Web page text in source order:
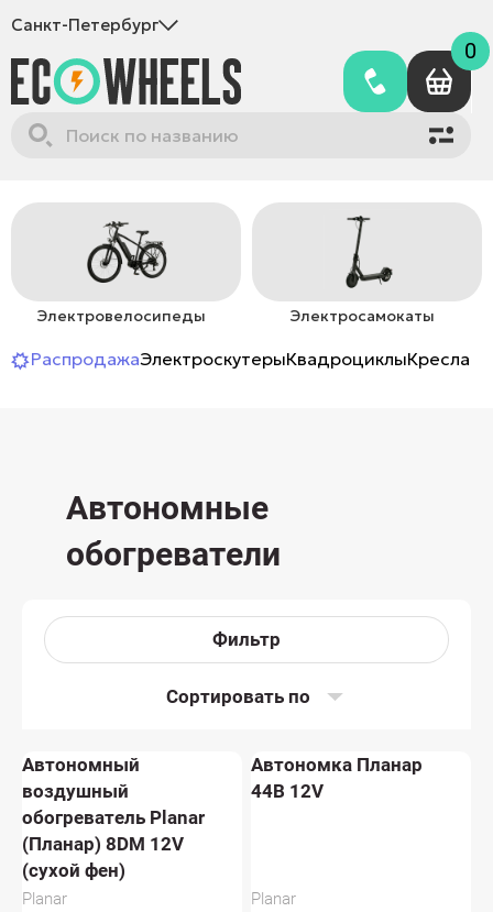
Санкт-Петербург
0
Электровелосипеды Электросамокаты
РаспродажаЭлектроскутерыКвадроциклыКресла-
Автономные
обогреватели
Сортировать по
Фильтр
Автономный
воздушный
обогреватель Planar
(Планар) 8DM 12V
(сухой фен)
Planar
Автономка Планар
44B 12V
Planar